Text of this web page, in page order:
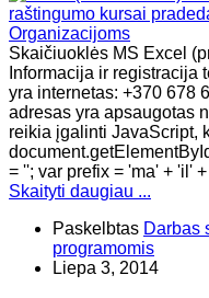
Skaičiuoklės MS Excel
Informacija ir registracija
yra internetas: +370 678
adresas yra apsaugotas
reikia įgalinti JavaScript,
= ''; var prefix = 'ma' + 'il'
Skaityti daugiau ...
Paskelbtas Darbas
programomis
Liepa 3, 2014